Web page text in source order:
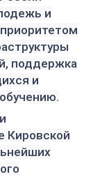
и
поддержка
и
Кировской